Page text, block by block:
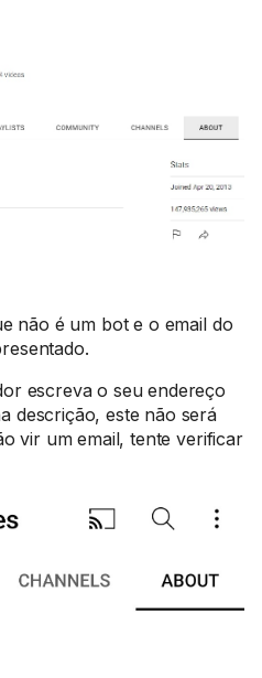
não é um bot e o email do
escreva o seu endereço
descrição, este não será
vir um email, tente verificar